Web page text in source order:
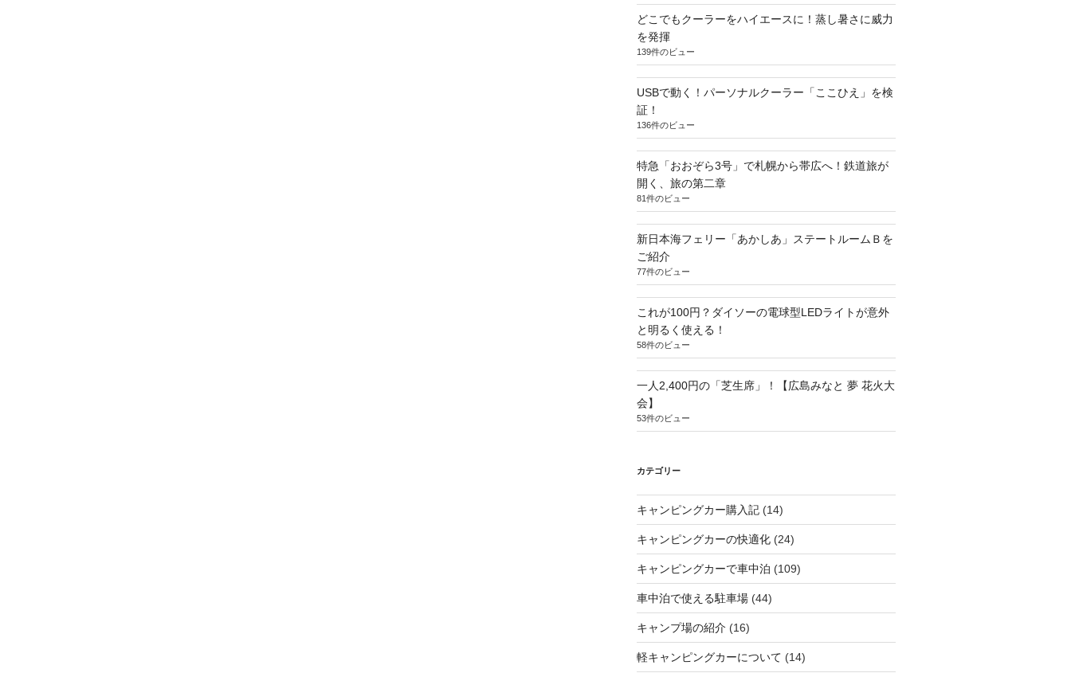
どこでもクーラーをハイエースに！蒸し暑さに威力
を発揮
139件のビュー
USBで動く！パーソナルクーラー「ここひえ」を検
証！
136件のビュー
特急「おおぞら3号」で札幌から帯広へ！鉄道旅が
開く、旅の第二章
81件のビュー
新日本海フェリー「あかしあ」ステートルームＢを
ご紹介
77件のビュー
これが100円？ダイソーの電球型LEDライトが意外
と明るく使える！
58件のビュー
一人2,400円の「芝生席」！【広島みなと 夢 花火大
会】
53件のビュー
カテゴリー
キャンピングカー購入記(14)
キャンピングカーの快適化(24)
キャンピングカーで車中泊 (109)
車中泊で使える駐車場(44)
キャンプ場の紹介 (16)
軽キャンピングカーについて (14)